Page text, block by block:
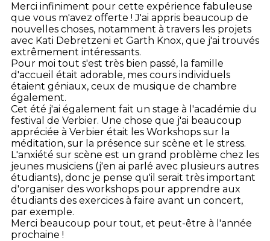
Merci infiniment pour cette expérience fabuleuse
que vous m'avez offerte ! J'ai appris beaucoup de
nouvelles choses, notamment à travers les projets
avec Kati Debretzeni et Garth Knox, que j'ai trouvés
extrêmement intéressants.
Pour moi tout s'est très bien passé, la famille
d'accueil était adorable, mes cours individuels
étaient géniaux, ceux de musique de chambre
également.
Cet été j'ai également fait un stage à l'académie du
festival de Verbier. Une chose que j'ai beaucoup
appréciée à Verbier était les Workshops sur la
méditation, sur la présence sur scène et le stress.
L'anxiété sur scène est un grand problème chez les
jeunes musiciens (j'en ai parlé avec plusieurs autres
étudiants), donc je pense qu'il serait très important
d'organiser des workshops pour apprendre aux
étudiants des exercices à faire avant un concert,
par exemple.
Merci beaucoup pour tout, et peut-être à l'année
prochaine !